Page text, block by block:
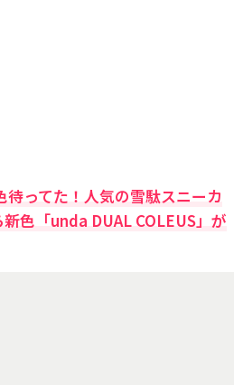
待ってた！人気の雪駄スニーカ
色「unda DUAL COLEUS」が